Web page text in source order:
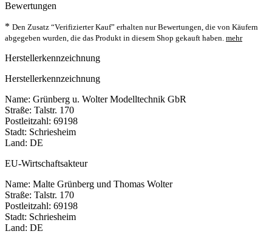
Bewertungen
* Den Zusatz “Verifizierter Kauf” erhalten nur Bewertungen, die von Käufern
abgegeben wurden, die das Produkt in diesem Shop gekauft haben. mehr
Herstellerkennzeichnung
Herstellerkennzeichnung
Name: Grünberg u. Wolter Modelltechnik GbR
Straße: Talstr. 170
Postleitzahl: 69198
Stadt: Schriesheim
Land: DE
EU-Wirtschaftsakteur
Name: Malte Grünberg und Thomas Wolter
Straße: Talstr. 170
Postleitzahl: 69198
Stadt: Schriesheim
Land: DE